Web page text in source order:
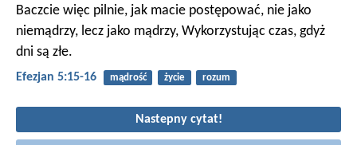
Baczcie więc pilnie, jak macie postępować, nie jako
niemądrzy, lecz jako mądrzy, Wykorzystując czas, gdyż
dni są złe.
Efezjan 5:15-16 mądrość życie rozum
Nastepny cytat!